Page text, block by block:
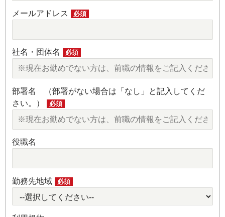
メールアドレス 必須
社名・団体名 必須
部署名 （部署がない場合は「なし」と記入してくだ
さい。）
必須
役職名
勤務先地域 必須